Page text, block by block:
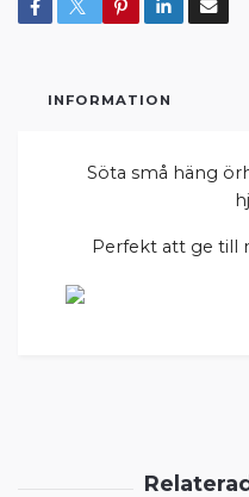
INFORMATION
Söta små häng
Perfekt att ge till